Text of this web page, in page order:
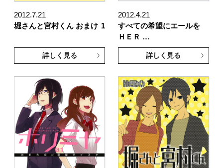
2012.7.21
堀さんと宮村くん おまけ 1
詳しく見る
2012.4.21
すべての希望にエールを
ＨＥＲ …
詳しく見る